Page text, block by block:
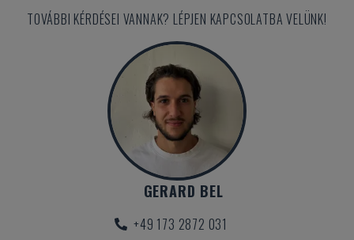
TOVÁBBI KÉRDÉSEI VANNAK? LÉPJEN KAPCSOLATBA VELÜNK!
GERARD BEL
+49 173 2872 031